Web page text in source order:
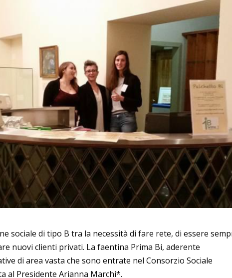
sociale di tipo B tra la necessità di fare rete, di essere
nuovi clienti privati. La faentina Prima Bi, aderente
di area vasta che sono entrate nel Consorzio Sociale
al Presidente Arianna Marchi*.